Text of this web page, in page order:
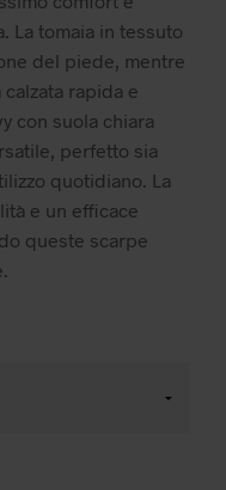
La tomaia in tessuto
del piede, mentre
rapida e
con suola chiara
perfetto sia
quotidiano. La
e un efficace
queste scarpe